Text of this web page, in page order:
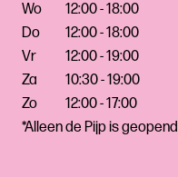
Wo
12:00 - 18:00
Do
12:00 - 18:00
Vr
12:00 - 19:00
Za
10:30 - 19:00
Zo
12:00 - 17:00
*Alleen de Pijp is geopend